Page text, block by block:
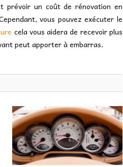
prévoir un coût de rénovation en
vous pouvez exécuter le
cela vous aidera de recevoir plus
peut apporter à embarras.